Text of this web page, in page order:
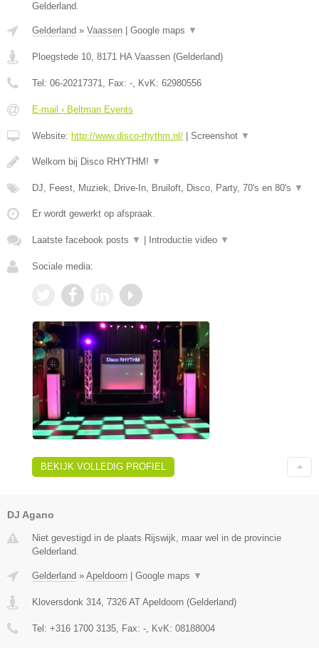
Gelderland.
Gelderland » Vaassen Google maps ▼
Ploegstede 10, 8171 HA Vaassen (Gelderland)
Tel: 06-20217371, Fax: -, KvK: 62980556
E-mail › Beltman Events
Website: http://www.disco-rhythm.nl/ Screenshot ▼
Welkom bij Disco RHYTHM! ▼
DJ, Feest, Muziek, Drive-In, Bruiloft, Disco, Party, 70's en 80's ▼
Er wordt gewerkt op afspraak.
Laatste facebook posts ▼ Introductie video ▼
Sociale media:
BEKIJK VOLLEDIG PROFIEL
DJ Agano
Niet gevestigd in de plaats Rijswijk, maar wel in de provincie
Gelderland.
Gelderland » Apeldoorn | Google maps ▼
Kloversdonk 314 7326 AT Apeldoorn (Gelderland)
Tel: +316 1700 3135 , Fax: - , KvK: 08188004